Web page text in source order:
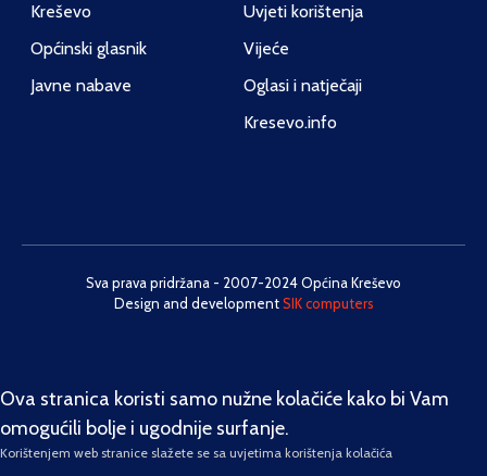
Kreševo
Općinski glasnik
Javne nabave
Uvjeti korištenja
Vijeće
Oglasi i natječaji
Kresevo.info
Sva prava pridržana - 2007-2024 Općina Kreševo
Design and developmentSIK computers
Ova stranica koristi samo nužne kolačiće kako bi Vam
omogućili bolje i ugodnije surfanje.
Korištenjem web stranice slažete se sa uvjetima korištenja kolačića